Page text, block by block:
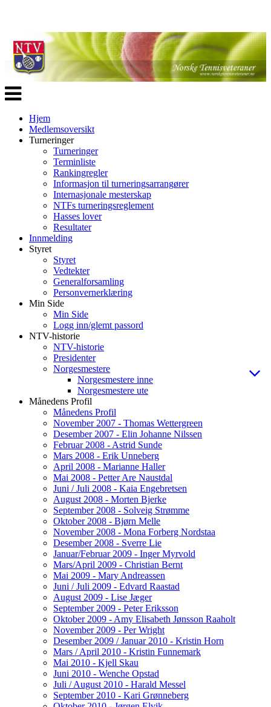
Veksle
navigasjon
Hjem
Medlemsoversikt
Turneringer
Turneringer
Terminliste
Rankingregler
Informasjon til turneringsarrangører
Internasjonale mesterskap
NTFs turneringsreglement
Hasses lover
Resultater
Innmelding
Styret
Styret
Vedtekter
Generalforsamling
Personvernerklæring
Min Side
Min Side
Logg inn/glemt passord
NTV-historie
NTV-historie
Presidenter
Norgesmestere
Norgesmestere inne
Norgesmestere ute
Månedens Profil
Månedens Profil
November 2007 - Thomas Wettergreen
Desember 2007 - Elin Johanne Nilssen
Februar 2008 - Astrid Sunde
Mars 2008 - Erik Unneberg
April 2008 - Marianne Haller
Mai 2008 - Petter Are Naustdal
Juni / Juli 2008 - Kaia Engebretsen
August 2008 - Morten Bjerke
September 2008 - Solveig Strømme
Oktober 2008 - Bjørn Melle
November 2008 - Mona Forberg Nordstaa
Desember 2008 - Sverre Lie
Januar/Februar 2009 - Inger Myrvold
Mars/April 2009 - Christian Bernt
Mai 2009 - Mary Andreassen
Juni / Juli 2009 - Edvard Raastad
August 2009 - Lise Jæger
September 2009 - Peter Eriksson
Oktober 2009 - Amy Elisabeth Jønsson Raaholt
November 2009 - Per Wright
Desember 2009 / Januar 2010 - Kristin Horn
Mars / April 2010 - Kristin Funnemark
Mai 2010 - Kjell Skau
Juni 2010 - Wenche Opstad
Juli / August 2010 - Harald Messel
September 2010 - Kari Grønneberg